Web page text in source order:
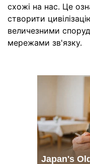
схожі на нас. Це
створити
величезними
мережами зв'язку.